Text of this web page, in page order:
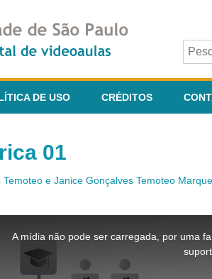
DE USO CRÉDITOS
01
e Janice Gonçalves Temoteo
A mídia não pode ser carregada, por uma